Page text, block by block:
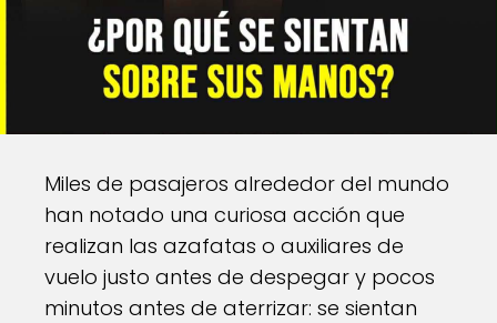
Miles de pasajeros alrededor del mundo
han notado una curiosa acción que
realizan las azafatas o auxiliares de
vuelo justo antes de despegar y pocos
minutos antes de aterrizar: se sientan